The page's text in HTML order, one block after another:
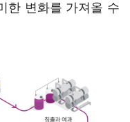
한 변화를 가져올 수